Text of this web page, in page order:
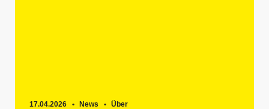
17.04.2026 News Über